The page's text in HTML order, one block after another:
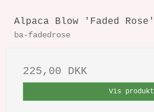
Alpaca Blow 'Faded Rose'
ba-fadedrose
225,00 DKK
Vis produkt